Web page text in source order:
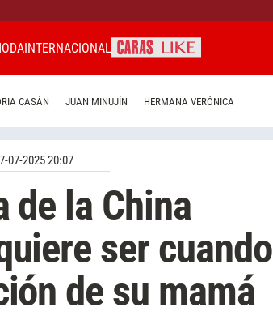
INTERNACIONAL
CASÁN JUAN MINUJÍN HERMANA VERÓNICA
07-2025 20:07
de la China
ser cuando
de su mamá